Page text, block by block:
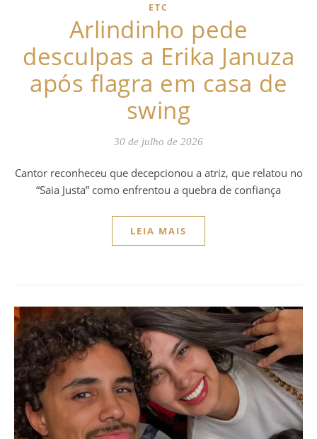
ETC
Arlindinho pede
desculpas a Erika Januza
após flagra em casa de
swing
30 de julho de 2026
Cantor reconheceu que decepcionou a atriz, que relatou no
“Saia Justa” como enfrentou a quebra de confiança
LEIA MAIS